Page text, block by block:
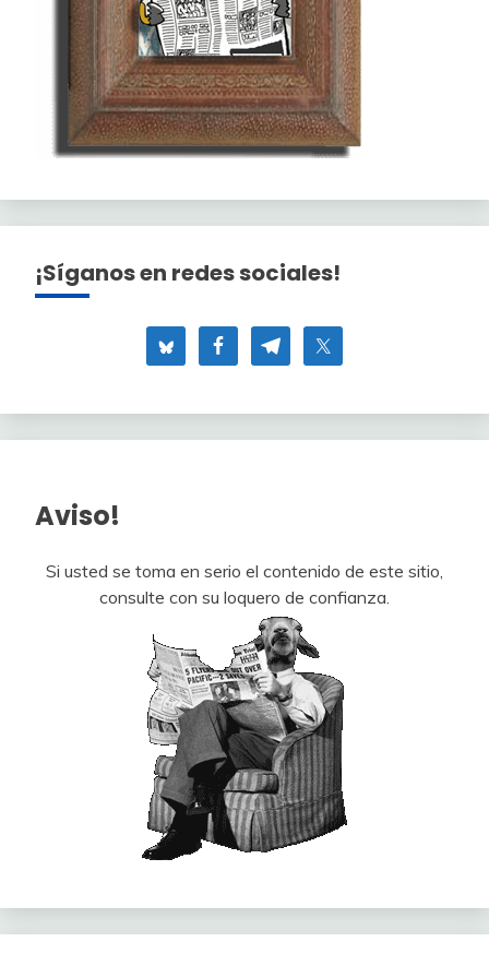
¡Síganos en redes sociales!
Aviso!
Si usted se toma en serio el contenido de este sitio,
consulte con su loquero de confianza.